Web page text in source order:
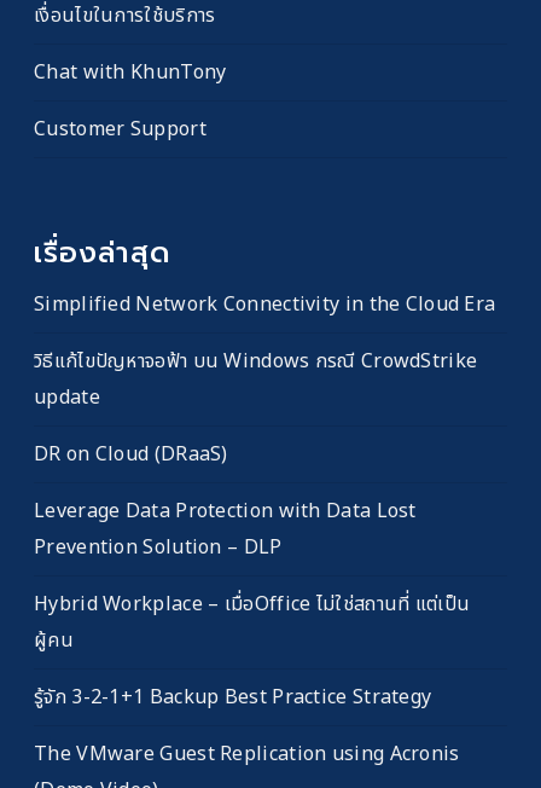
เงื่อนไขในการใช้บริการ
Chat with KhunTony
Customer Support
เรื่องล่าสุด
Simplified Network Connectivity in the Cloud Era
วิธีแก้ไขปัญหาจอฟ้า บน Windows กรณี CrowdStrike
update
DR on Cloud (DRaaS)
Leverage Data Protection with Data Lost
Prevention Solution – DLP
Hybrid Workplace – เมื่อOffice ไม่ใช่สถานที่ แต่เป็น
ผู้คน
รู้จัก 3-2-1+1 Backup Best Practice Strategy
The VMware Guest Replication using Acronis